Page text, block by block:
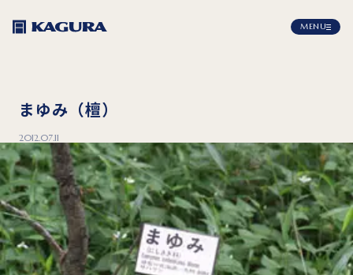
MENU
まゆみ（檀）
2012.07.11